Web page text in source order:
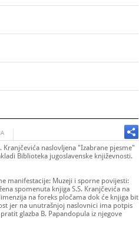
Kranjčevića naslovljena "Izabrane pjesme"
Biblioteka jugoslavenske književnosti.
manifestacije: Muzeji i sporne povijesti:
spomenuta knjiga S.S. Kranjčevića na
na foreks pločama dok će knjiga bit
jer na unutrašnjoj naslovnici ima potpis
glazba B. Papandopula iz njegove